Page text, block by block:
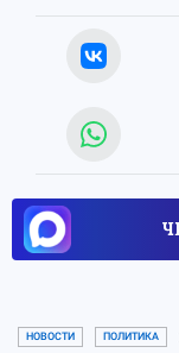
НОВОСТИ ПОЛИТИКА